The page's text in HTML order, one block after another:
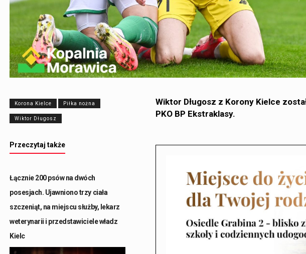
Korona Kielce Piłka nożna
Wiktor Długosz
Przeczytaj także
Łącznie 200 psów na dwóch
posesjach. Ujawniono trzy ciała
szczeniąt, na miejscu służby, lekarz
weterynarii i przedstawiciele władz
Kielc
Wiktor Długosz z Korony Kielce
PKO BP Ekstraklasy.